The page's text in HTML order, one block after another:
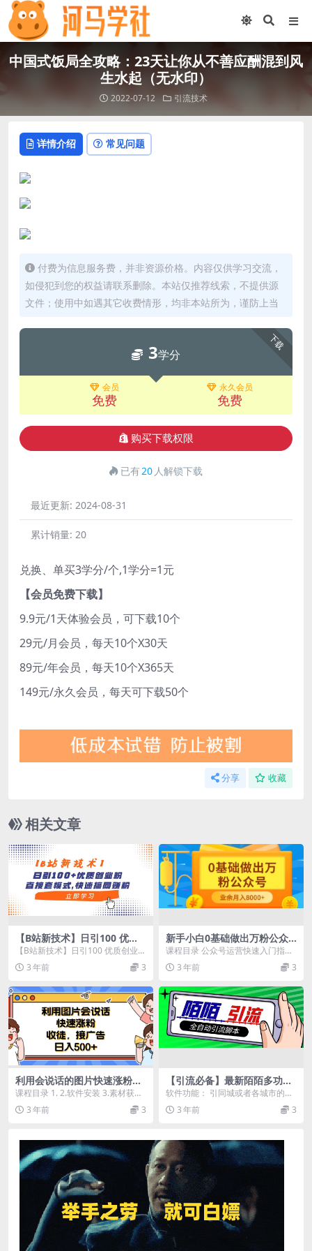
中国式饭局全攻略：23天让你从不善应酬混到风
生水起（无水印）
2022-07-12 引流技术
详情介绍 常见问题
付费为信息服务费，并非资源价格。内容仅供学习交流，
如侵犯到您的权益请联系删除。本站仅推荐线索，不提供源
文件；使用中如遇其它收费情形，均非本站所为，谨防上当
下载
3学分
会员
免费
永久会员
免费
购买下载权限
已有20 人解锁下载
最近更新: 2024-08-31
累计销量: 20
兑换、单买3学分/个,1学分=1元
【会员免费下载】
9.9元/1天体验会员，可下载10个
29元/月会员，每天10个X30天
89元/年会员，每天10个X365天
149元/永久会员，每天可下载50个
分享 收藏
相关文章
【B站新技术】日引100 优质
创业粉，直接套模式，快速搞
网赚粉
【B站新技术】日引100 优质创业
粉，直接套模式，快速搞网赚粉 引
流方法千千万，...
3 年前 3
新手小白0基础做出万粉公众
号，3个月从10人做到4W
粉，业余时间月入10000
课程目录 公众号运营快速入门指南
定位：新手如何给公众号定位，快
速找准方向？ 1...
3 年前 3
利用会说话的图片快速涨粉，
收徒，接广告日入500
课程目录 1. 2.软件安装 3.素材获取
4.动态视频合作 5.动态视频合成
3 年前 3
【引流必备】最新陌陌多功能
引流色粉脚本，解放双手自动
引流【引流脚本+…
软件功能： 引同城或者各城市的精
准涩粉 包含点赞 关注 评论 私信功
能 设备需求...
3 年前 3